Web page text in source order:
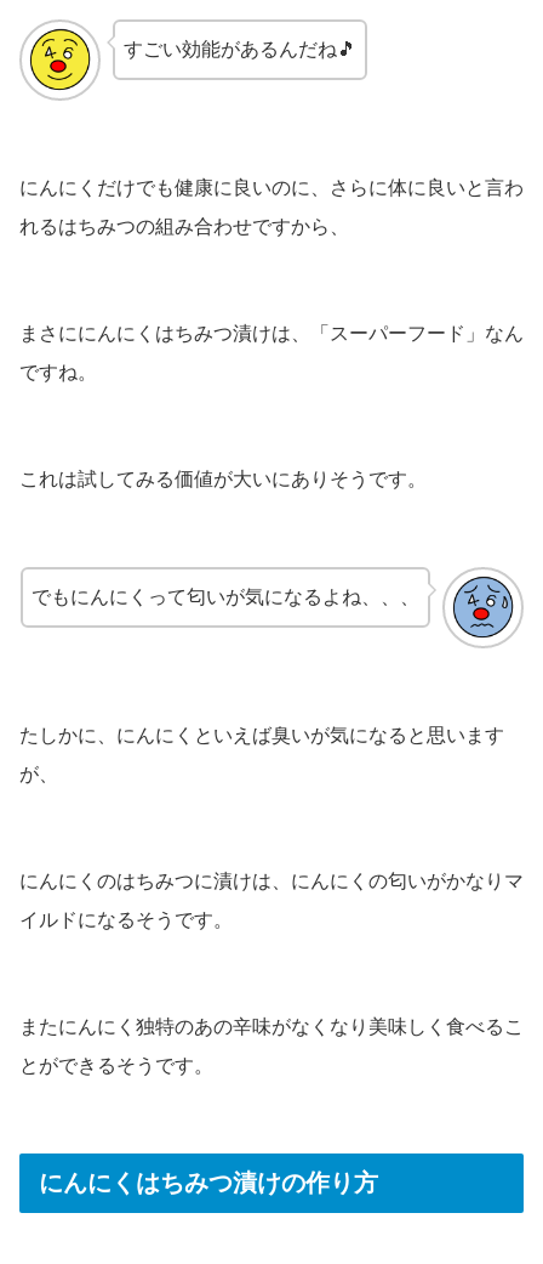
すごい効能があるんだね🎵
にんにくだけでも健康に良いのに、さらに体に良いと言わ
れるはちみつの組み合わせですから、
まさににんにくはちみつ漬けは、「スーパーフード」なん
ですね。
これは試してみる価値が大いにありそうです。
でもにんにくって匂いが気になるよね、、、
たしかに、にんにくといえば臭いが気になると思います
が、
にんにくのはちみつに漬けは、にんにくの匂いがかなりマ
イルドになるそうです。
またにんにく独特のあの辛味がなくなり美味しく食べるこ
とができるそうです。
にんにくはちみつ漬けの作り方